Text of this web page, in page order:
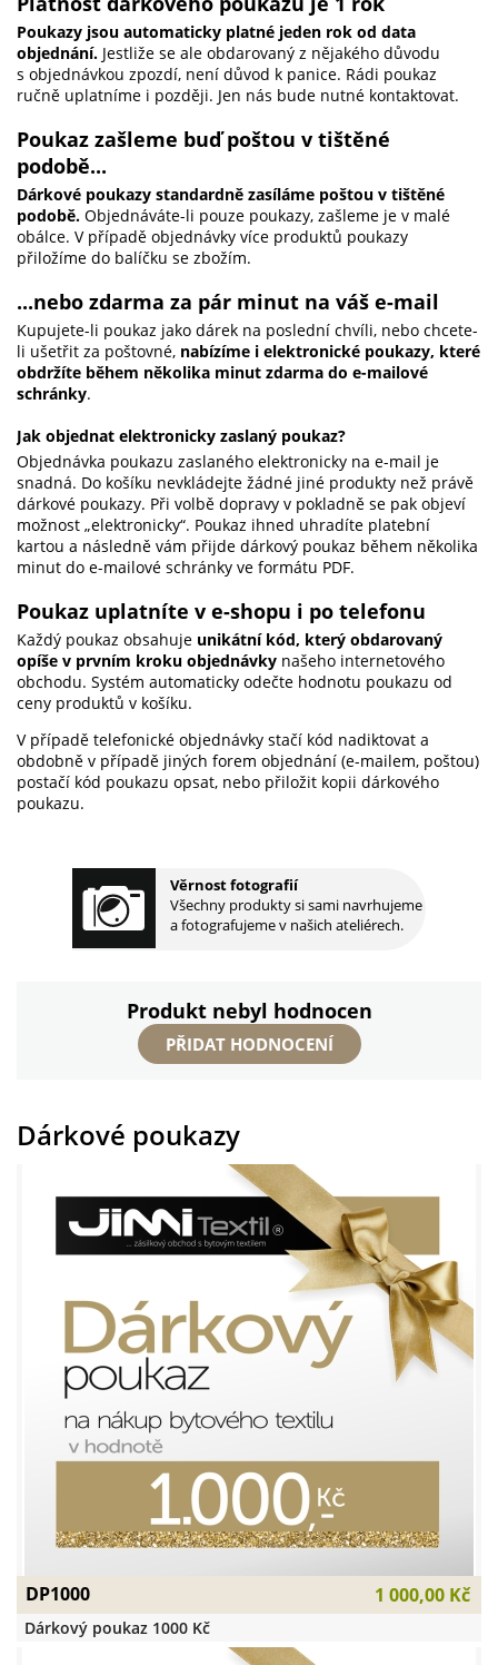
Věrnost fotografií
Všechny produkty si sami navrhujeme
a fotografujeme v našich ateliérech.
Poukazy jsou automaticky platné jeden rok od data
objednání. Jestliže se ale obdarovaný z nějakého důvodu
s objednávkou zpozdí, není důvod k panice. Rádi poukaz
ručně uplatníme i později. Jen nás bude nutné kontaktovat.
Poukaz zašleme buď poštou v tištěné
podobě...
Dárkové poukazy standardně zasíláme poštou v tištěné
podobě. Objednáváte-li pouze poukazy, zašleme je v malé
obálce. V případě objednávky více produktů poukazy
přiložíme do balíčku se zbožím.
...nebo zdarma za pár minut na váš e-mail
Kupujete-li poukaz jako dárek na poslední chvíli, nebo chcete-
li ušetřit za poštovné, nabízíme i elektronické poukazy, které
obdržíte během několika minut zdarma do e-mailové
schránky.
Jak objednat elektronicky zaslaný poukaz?
Objednávka poukazu zaslaného elektronicky na e-mail je
snadná. Do košíku nevkládejte žádné jiné produkty než právě
dárkové poukazy. Při volbě dopravy v pokladně se pak objeví
možnost „elektronicky“. Poukaz ihned uhradíte platební
kartou a následně vám přijde dárkový poukaz během několika
minut do e-mailové schránky ve formátu PDF.
Poukaz uplatníte v e-shopu i po telefonu
Každý poukaz obsahuje unikátní kód, který obdarovaný
opíše v prvním kroku objednávky našeho internetového
obchodu. Systém automaticky odečte hodnotu poukazu od
ceny produktů v košíku.
V případě telefonické objednávky stačí kód nadiktovat a
obdobně v případě jiných forem objednání (e-mailem, poštou)
postačí kód poukazu opsat, nebo přiložit kopii dárkového
poukazu.
Produkt nebyl hodnocen
PŘIDAT HODNOCENÍ
DP1000 1 000,00 Kč
Dárkový poukaz 1000 Kč
Dárkové poukazy